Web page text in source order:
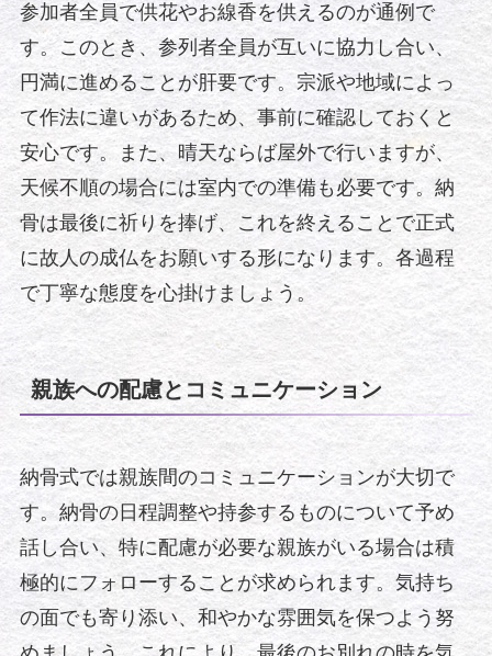
参加者全員で供花やお線香を供えるのが通例で
す。このとき、参列者全員が互いに協力し合い、
円満に進めることが肝要です。宗派や地域によっ
て作法に違いがあるため、事前に確認しておくと
安心です。また、晴天ならば屋外で行いますが、
天候不順の場合には室内での準備も必要です。納
骨は最後に祈りを捧げ、これを終えることで正式
に故人の成仏をお願いする形になります。各過程
で丁寧な態度を心掛けましょう。
親族への配慮とコミュニケーション
納骨式では親族間のコミュニケーションが大切で
す。納骨の日程調整や持参するものについて予め
話し合い、特に配慮が必要な親族がいる場合は積
極的にフォローすることが求められます。気持ち
の面でも寄り添い、和やかな雰囲気を保つよう努